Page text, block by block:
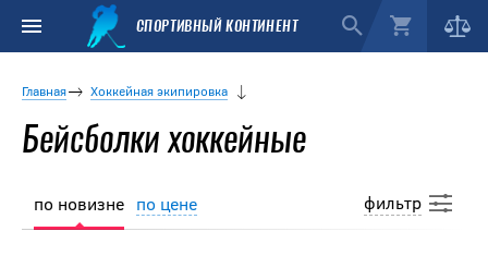
СПОРТИВНЫЙ КОНТИНЕНТ
Главная Хоккейная экипировка
Бейсболки хоккейные
фильтр
по новизне по цене